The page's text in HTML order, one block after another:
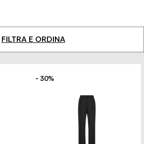
FILTRA E ORDINA
- 30%